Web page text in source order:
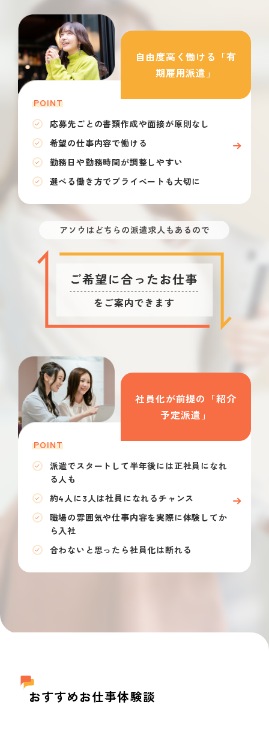
自由度高く働ける「有
期雇用派遣」
POINT
応募先ごとの書類作成や面接が原則なし
希望の仕事内容で働ける
勤務日や勤務時間が調整しやすい
選べる働き方でプライベートも大切に
社員化が前提の「紹介
予定派遣」
POINT
派遣でスタートして半年後には正社員になれ
る人も
約4人に3人は社員になれるチャンス
職場の雰囲気や仕事内容を実際に体験してか
ら入社
合わないと思ったら社員化は断れる
おすすめお仕事体験談